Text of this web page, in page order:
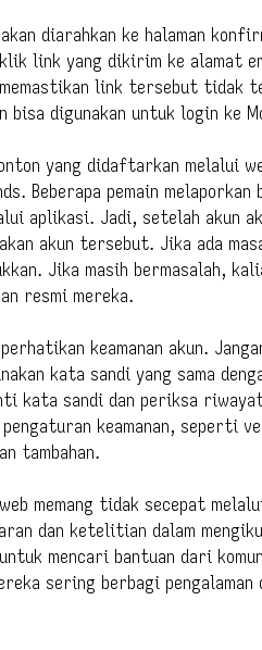
diarahkan ke halaman
link yang dikirim ke alamat
link tersebut tidak
digunakan untuk login ke
yang didaftarkan melalui
Beberapa pemain
aplikasi. Jadi, setelah akun
akun tersebut. Jika ada
Jika masih bermasalah,
resmi mereka.
keamanan akun.
kata sandi yang sama
kata sandi dan periksa
keamanan, seperti
tambahan.
memang tidak secepat
dan ketelitian dalam
mencari bantuan dari
sering berbagi